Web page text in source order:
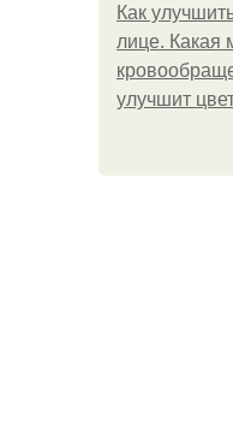
Как
лице. Какая
улучшит